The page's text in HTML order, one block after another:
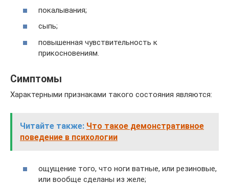
покалывания;
сыпь;
повышенная чувствительность к
прикосновениям.
Симптомы
Характерными признаками такого состояния являются:
Читайте также: Что такое демонстративное
поведение в психологии
ощущение того, что ноги ватные, или резиновые,
или вообще сделаны из желе;